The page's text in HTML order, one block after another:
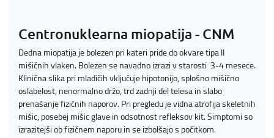
Centronuklearna miopatija - CNM
Dedna miopatija je bolezen pri kateri pride do okvare tipa II
mišičnih vlaken. Bolezen se navadno izrazi v starosti 3-4 mesece.
Klinična slika pri mladičih vključuje hipotonijo, splošno mišično
oslabelost, nenormalno držo, trd zadnji del telesa in slabo
prenašanje fizičnih naporov. Pri pregledu je vidna atrofija skeletnih
mišic, posebej mišic glave in odsotnost refleksov kit. Simptomi so
izrazitejši ob fizičnem naporu in se izbolšajo s počitkom.